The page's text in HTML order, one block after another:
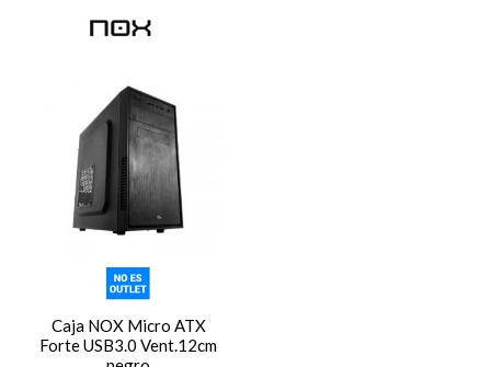
Caja NOX Micro ATX
Forte USB3.0 Vent.12cm